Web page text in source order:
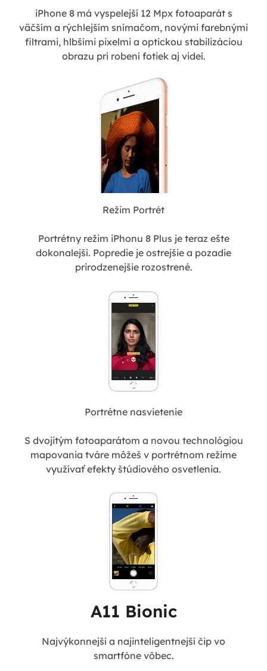
iPhone 8 má vyspelejší 12 Mpx fotoaparát s
väčším a rýchlejším snímačom, novými farebnými
filtrami, hlbšími pixelmi a optickou stabilizáciou
obrazu pri robení fotiek aj videí.
Režim Portrét
Portrétny režim iPhonu 8 Plus je teraz ešte
dokonalejší. Popredie je ostrejšie a pozadie
prirodzenejšie rozostrené.
Portrétne nasvietenie
S dvojitým fotoaparátom a novou technológiou
mapovania tváre môžeš v portrétnom režime
využívať efekty štúdiového osvetlenia.
A11 Bionic
Najvýkonnejší a najinteligentnejší čip vo
smartfóne vôbec.